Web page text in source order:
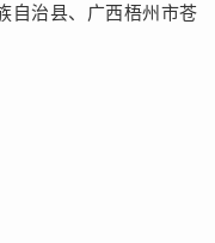
自治县、广西梧州市苍